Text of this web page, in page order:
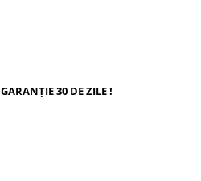
GARANȚIE 30 DE ZILE !